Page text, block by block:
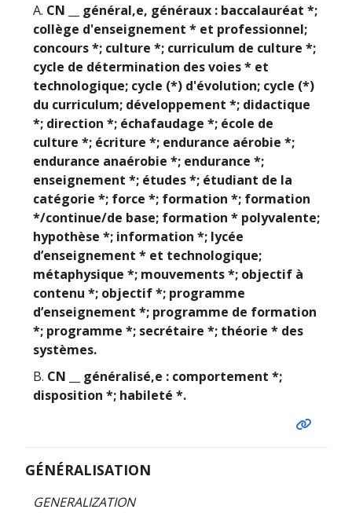
A. CN __ général,e, généraux : baccalauréat *;
collège d'enseignement * et professionnel;
concours *; culture *; curriculum de culture *;
cycle de détermination des voies * et
technologique; cycle (*) d'évolution; cycle (*)
du curriculum; développement *; didactique
*; direction *; échafaudage *; école de
culture *; écriture *; endurance aérobie *;
endurance anaérobie *; endurance *;
enseignement *; études *; étudiant de la
catégorie *; force *; formation *; formation
*/continue/de base; formation * polyvalente;
hypothèse *; information *; lycée
d’enseignement * et technologique;
métaphysique *; mouvements *; objectif à
contenu *; objectif *; programme
d’enseignement *; programme de formation
*; programme *; secrétaire *; théorie * des
systèmes.
B. CN __ généralisé,e : comportement *;
disposition *; habileté *.
GÉNÉRALISATION
GENERALIZATION